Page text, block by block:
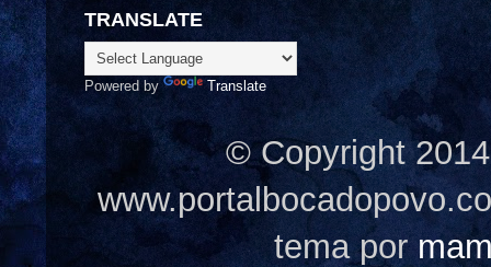
TRANSLATE
Powered by Translate
© Copyright
tema por